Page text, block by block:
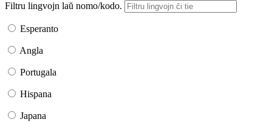
Filtru lingvojn laŭ nomo/kodo.
Esperanto
Angla
Portugala
Hispana
Japana